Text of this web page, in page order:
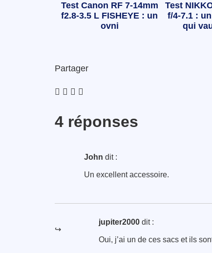
Test Canon RF 7-14mm
f2.8-3.5 L FISHEYE : un
ovni
Test
f/4-7.1 :
qui
Partager
4 réponses
John dit :
Un excellent accessoire.
jupiter2000 dit :
Oui, j’ai un de ces sacs et ils